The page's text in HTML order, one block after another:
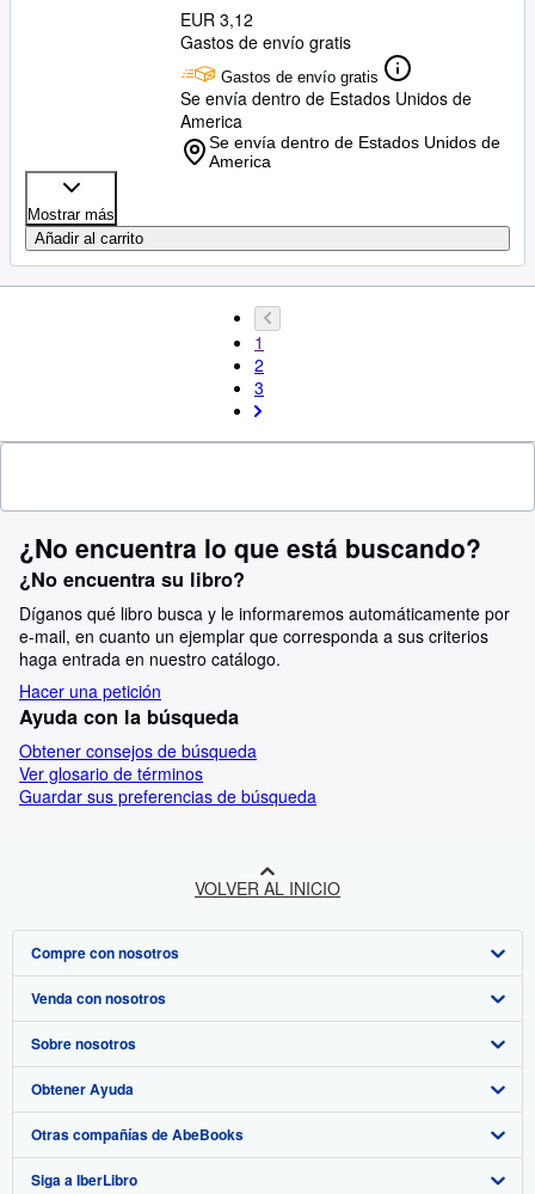
EUR 3,12
Gastos de envío gratis
Gastos de envío gratis
Se envía dentro de Estados Unidos de
America
Se envía dentro de Estados Unidos de
America
Mostrar más
Añadir al carrito
1
2
3
¿No encuentra lo que está buscando?
¿No encuentra su libro?
Díganos qué libro busca y le informaremos automáticamente por
e-mail, en cuanto un ejemplar que corresponda a sus criterios
haga entrada en nuestro catálogo.
Hacer una petición
Ayuda con la búsqueda
Obtener consejos de búsqueda
Ver glosario de términos
Guardar sus preferencias de búsqueda
VOLVER AL INICIO
Compre con nosotros
Búsqueda avanzada
Colecciones
Mi cuenta
Mis pedidos
Ver carrito
Venda con nosotros
Comenzar a vender
Únase a nuestro programa de afiliados
Recomiende un vendedor
Sobre nosotros
Sobre IberLibro
Medios
Empleo
Obtener Ayuda
Preguntas frecuentes y guías
Atención al Cliente
Otras compañías de AbeBooks
AbeBooks.com
Siga a IberLibro